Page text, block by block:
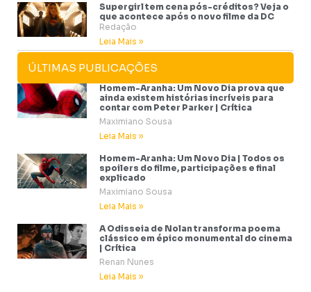
Supergirl tem cena pós-créditos? Veja o
que acontece após o novo filme da DC
Redação
Leia Mais »
ÚLTIMAS PUBLICAÇÕES
Homem-Aranha: Um Novo Dia prova que
ainda existem histórias incríveis para
contar com Peter Parker | Crítica
Maximiano Sousa
Leia Mais »
Homem-Aranha: Um Novo Dia | Todos os
spoilers do filme, participações e final
explicado
Maximiano Sousa
Leia Mais »
A Odisseia de Nolan transforma poema
clássico em épico monumental do cinema
| Crítica
Renan Nunes
Leia Mais »